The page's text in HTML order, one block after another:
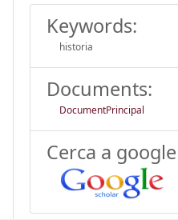
Keywords:
historia
Documents:
DocumentPrincipal
Cerca a google